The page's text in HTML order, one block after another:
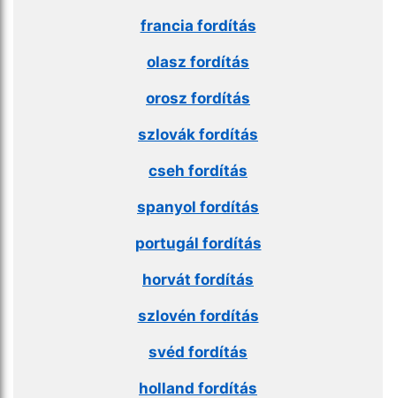
francia fordítás
olasz fordítás
orosz fordítás
szlovák fordítás
cseh fordítás
spanyol fordítás
portugál fordítás
horvát fordítás
szlovén fordítás
svéd fordítás
holland fordítás